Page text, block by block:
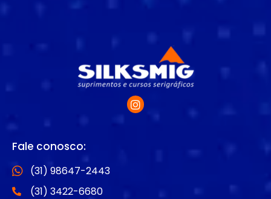
Fale conosco:
(31) 98647-2443
(31) 3422-6680